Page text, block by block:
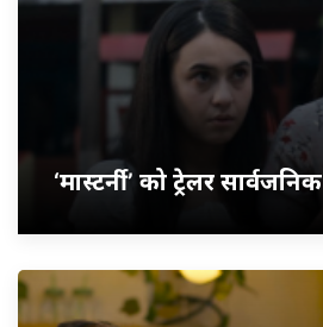
‘मास्टर्नी’ को ट्रेलर सार्वजनिक